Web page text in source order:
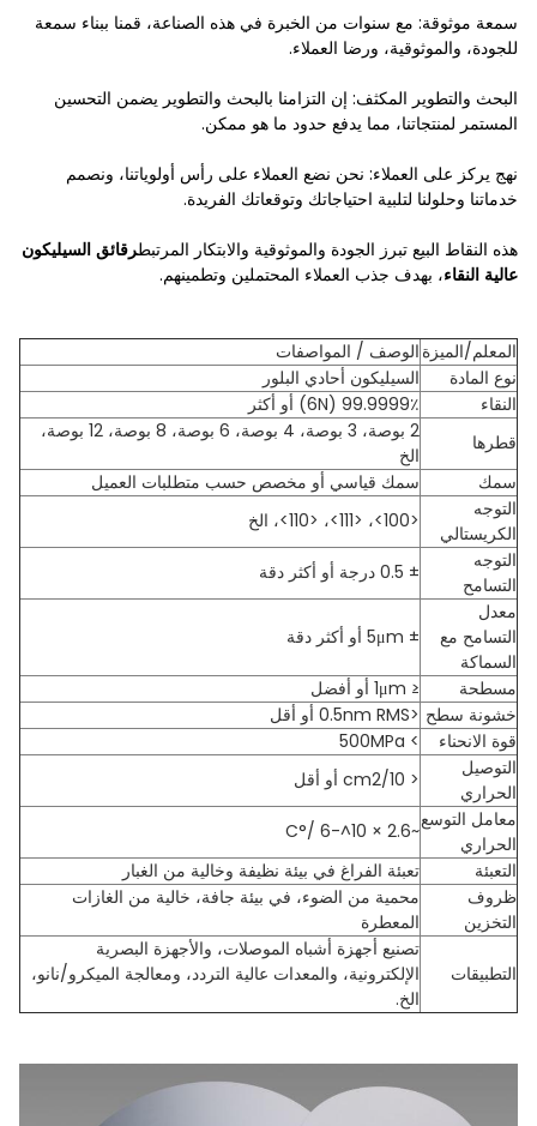
سمعة موثوقة: مع سنوات من الخبرة في هذه الصناعة، قمنا ببناء سمعة
للجودة، والموثوقية، ورضا العملاء.
البحث والتطوير المكثف: إن التزامنا بالبحث والتطوير يضمن التحسين
المستمر لمنتجاتنا، مما يدفع حدود ما هو ممكن.
نهج يركز على العملاء: نحن نضع العملاء على رأس أولوياتنا، ونصمم
خدماتنا وحلولنا لتلبية احتياجاتك وتوقعاتك الفريدة.
هذه النقاط البيع تبرز الجودة والموثوقية والابتكار المرتبطرقائق السيليكون
عالية النقاء، بهدف جذب العملاء المحتملين وتطمينهم.
المعلم/الميزة الوصف / المواصفات
نوع المادة
السيليكون أحادي البلور
النقاء
99.9999٪ (6N) أو أكثر
قطرها
2 بوصة، 3 بوصة، 4 بوصة، 6 بوصة، 8 بوصة، 12 بوصة،
الخ
سمك
سمك قياسي أو مخصص حسب متطلبات العميل
التوجه
الكريستالي
<100>، <111>، <110>، الخ
التوجه
التسامح
± 0.5 درجة أو أكثر دقة
معدل
التسامح مع
السماكة
± 5μm أو أكثر دقة
مسطحة
≤ 1μm أو أفضل
خشونة سطح <0.5nm RMS أو أقل
قوة الانحناء
> 500MPa
التوصيل
الحراري
< 10/cm2 أو أقل
معامل التوسع
الحراري
~2.6 × 10^-6 /°C
التعبئة
تعبئة الفراغ في بيئة نظيفة وخالية من الغبار
ظروف
التخزين
محمية من الضوء، في بيئة جافة، خالية من الغازات
المعطرة
التطبيقات
تصنيع أجهزة أشباه الموصلات، والأجهزة البصرية
الإلكترونية، والمعدات عالية التردد، ومعالجة الميكرو/نانو،
الخ.